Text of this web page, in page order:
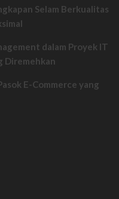
Selam Berkualitas
dalam Proyek IT
Diremehkan
E-Commerce yang